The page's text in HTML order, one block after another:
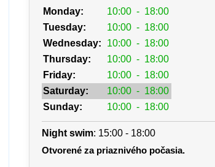
Monday: 10:00 - 18:00
Tuesday:
10:00 - 18:00
Wednesday:
10:00 - 18:00
Thursday:
10:00 - 18:00
Friday:
10:00 - 18:00
Saturday:
10:00 - 18:00
Sunday:
10:00 - 18:00
Night swim: 15:00 - 18:00
Otvorené za priaznivého počasia.